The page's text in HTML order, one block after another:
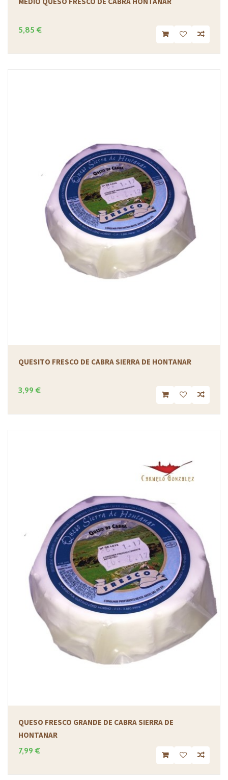
5,85 €
QUESITO FRESCO DE CABRA SIERRA DE HONTANAR
3,99 €
QUESO FRESCO GRANDE DE CABRA SIERRA DE
HONTANAR
7,99 €